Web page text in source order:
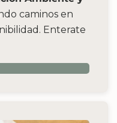
caminos en
Enterate